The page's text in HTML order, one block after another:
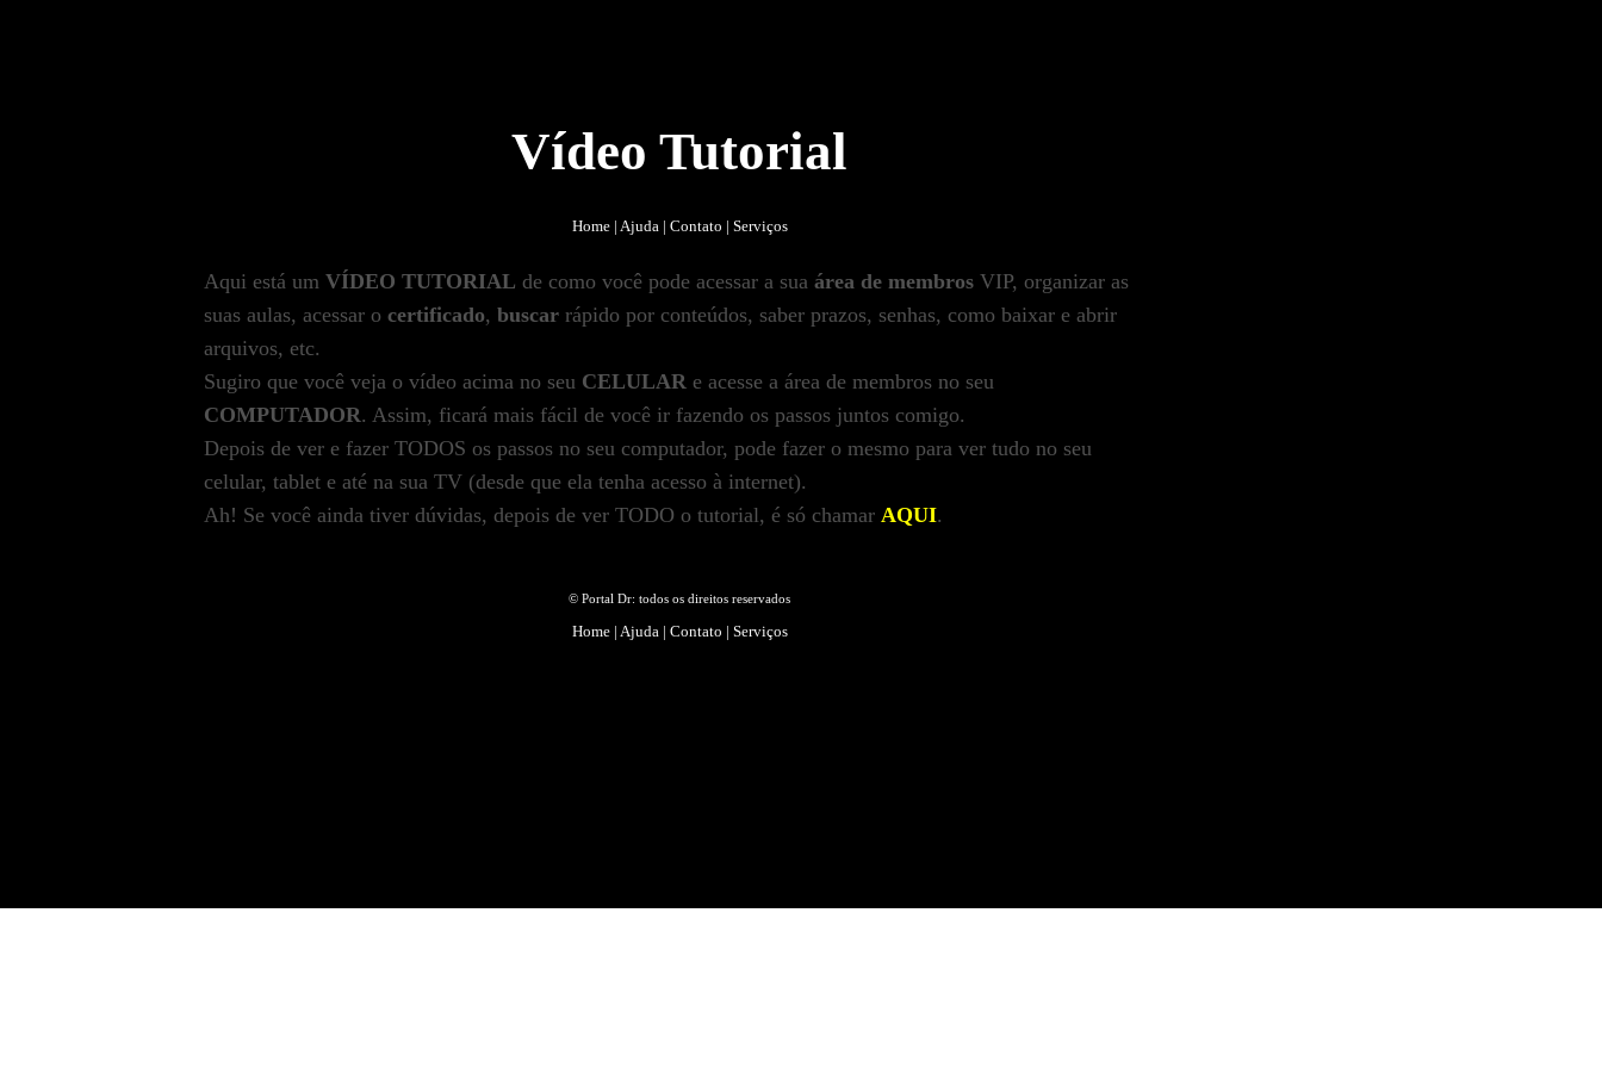
Vídeo Tutorial
Home| Ajuda| Contato | Serviços
Aqui está um VÍDEO TUTORIAL de como você pode acessar a sua área de membros VIP, organizar as
suas aulas, acessar o certificado, buscar rápido por conteúdos, saber prazos, senhas, como baixar e abrir
arquivos, etc.
Sugiro que você veja o vídeo acima no seu CELULAR e acesse a área de membros no seu
COMPUTADOR. Assim, ficará mais fácil de você ir fazendo os passos juntos comigo.
Depois de ver e fazer TODOS os passos no seu computador, pode fazer o mesmo para ver tudo no seu
celular, tablet e até na sua TV (desde que ela tenha acesso à internet).
Ah! Se você ainda tiver dúvidas, depois de ver TODO o tutorial, é só chamar AQUI.
© Portal Dr: todos os direitos reservados
Home| Ajuda| Contato | Serviços